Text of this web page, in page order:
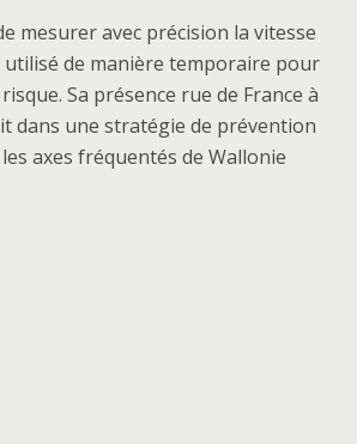
mesurer avec précision la vitesse
utilisé de manière temporaire pour
Sa présence rue de France à
dans une stratégie de prévention
axes fréquentés de Wallonie